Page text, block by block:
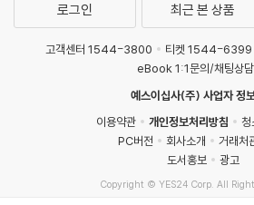
로그인 최근 본 상품
고객센터 1544-3800 티켓 1544-6399
eBook 1:1문의/채팅상담
예스이십사(주) 사업자 정
이용약관
개인정보처리방침
PC버전
회사소개
거래처
도서홍보
광고
Copyright © YES24 Corp. All